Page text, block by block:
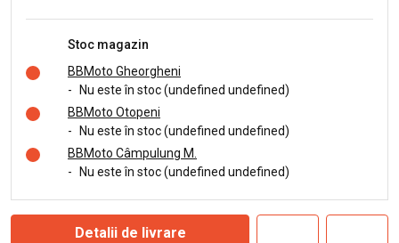
Stoc magazin
BBMoto Gheorgheni
-
Nu este în stoc (undefined undefined)
BBMoto Otopeni
-
Nu este în stoc (undefined undefined)
BBMoto Câmpulung M.
-
Nu este în stoc (undefined undefined)
Detalii de livrare